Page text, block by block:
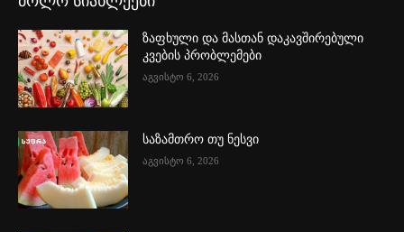
ზაფხული და მასთან დაკავშირებული
კვების პრობლემები
აგვისტო 6, 2026
საზამთრო თუ ნესვი
აგვისტო 6, 2026